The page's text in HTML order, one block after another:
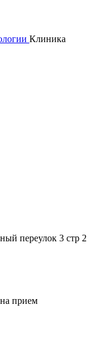
Клиника
переулок 3 стр 2